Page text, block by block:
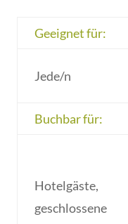
Geeignet für:
Jede/n
Buchbar für:
Hotelgäste,
geschlossene